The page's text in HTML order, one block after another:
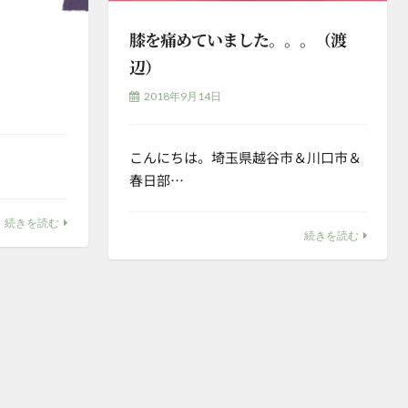
続きを読む
膝を痛めていました。。。（渡
辺）
2018年9月14日
こんにちは。埼玉県越谷市＆川口市＆
春日部…
続きを読む